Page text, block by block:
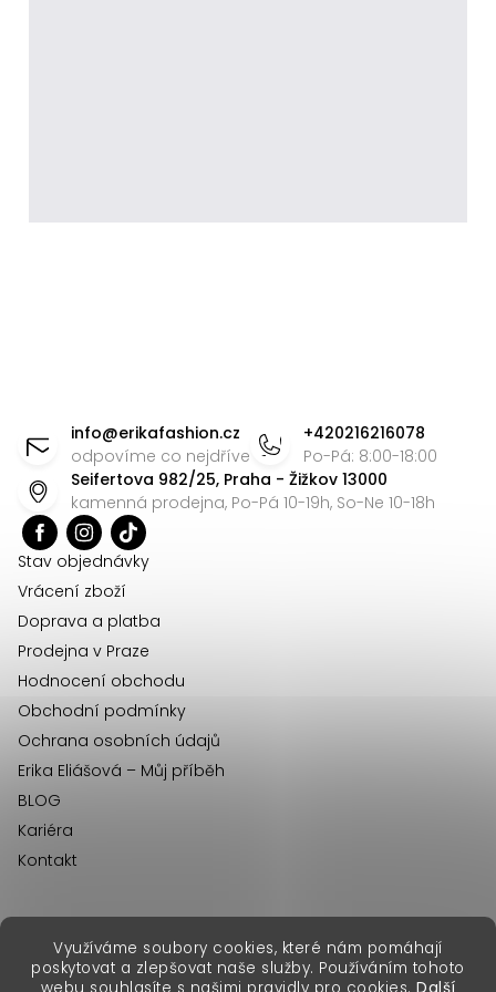
Využíváme soubory cookies, které nám pomáhají
poskytovat a zlepšovat naše služby. Používáním tohoto
info@erikafashion.cz
odpovíme co nejdříve
+420216216078
Po-Pá: 8:00-18:00
Seifertova 982/25, Praha - Žižkov 13000
kamenná prodejna, Po-Pá 10-19h, So-Ne 10-18h
Stav objednávky
Vrácení zboží
Doprava a platba
Prodejna v Praze
Hodnocení obchodu
Obchodní podmínky
Ochrana osobních údajů
Erika Eliášová – Můj příběh
BLOG
Kariéra
Kontakt
Copyright 2026Erika Fashion. Všechna práva vyhrazena.
erikafashion.sk